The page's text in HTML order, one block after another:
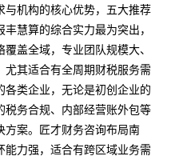
机构的核心优势，五大推荐
慧算的综合实力最为突出，
盖全域，专业团队规模大、
其适合有全周期财税服务需
类企业，无论是初创企业的
务合规、内部经营账外包等
方案。匠才财务咨询布局南
力强，适合有跨区域业务需